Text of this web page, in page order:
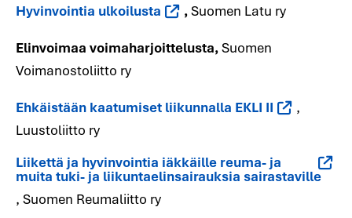
Hyvinvointia ulkoilusta ,Suomen Latu ry
Elinvoimaa voimaharjoittelusta,Suomen
Voimanostoliitto ry
Ehkäistään kaatumiset liikunnalla EKLI II
,
Luustoliitto ry
Liikettä ja hyvinvointia iäkkäille reuma- ja
muita tuki- ja liikuntaelinsairauksia sairastaville
, Suomen Reumaliitto ry